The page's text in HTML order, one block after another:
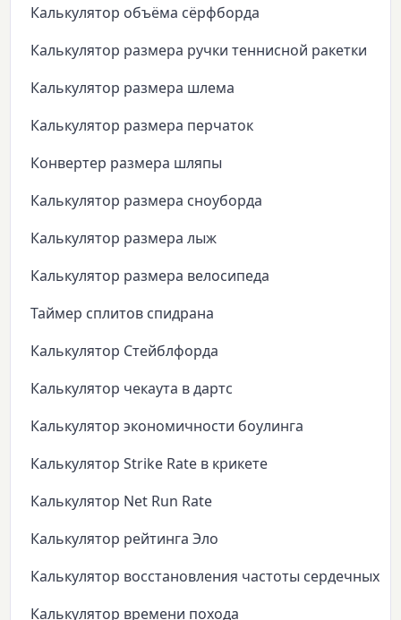
Калькулятор объёма сёрфборда
Калькулятор размера ручки теннисной ракетки
Калькулятор размера шлема
Калькулятор размера перчаток
Конвертер размера шляпы
Калькулятор размера сноуборда
Калькулятор размера лыж
Калькулятор размера велосипеда
Таймер сплитов спидрана
Калькулятор Стейблфорда
Калькулятор чекаута в дартс
Калькулятор экономичности боулинга
Калькулятор Strike Rate в крикете
Калькулятор Net Run Rate
Калькулятор рейтинга Эло
Калькулятор восстановления частоты сердечных
Калькулятор времени похода